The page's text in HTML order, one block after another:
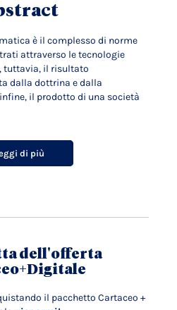
è il complesso di norme
attraverso le tecnologie
tuttavia, il risultato
dalla dottrina e dalla
il prodotto di una società
di più
dell'offerta
il pacchetto Cartaceo +